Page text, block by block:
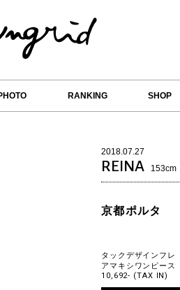
RANKING SHOP
2018.07.27
REINA 153cm
京都ポルタ
タックデザインフレ
アマキシワンピース
10,692- (TAX IN)